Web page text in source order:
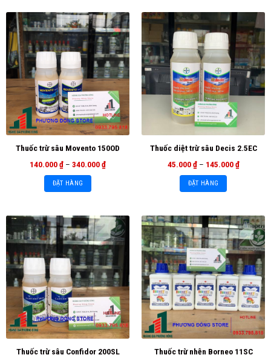
Thuốc trừ sâu Movento 150OD
140.000₫ – 340.000₫
ĐẶT HÀNG
Thuốc diệt trừ sâu Decis 2.5EC
45.000₫ – 145.000₫
ĐẶT HÀNG
Thuốc trừ sâu Confidor 200SL Thuốc trừ nhện Borneo 11SC